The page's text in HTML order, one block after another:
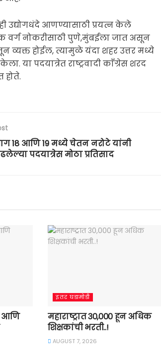
उद्योगधंदे आणण्यासाठी प्रयत्न केले
वर्ग नोकरीसाठी पुणे,मुंबईला जात असून
व्यक्त होईल, त्यामुळे यंदा शहर उत्तर मध्ये
या पदयात्रेत राष्ट्रवादी काँग्रेस शरद
होते.
18 आणि 19 मध्ये चेतन नरोटे यांनी
पदयात्रेस मोठा प्रतिसाद
आणि
इतर घडामोडी
महाराष्ट्रात 30,000 हून अधिक
शिक्षकांची भरती..!
AUGUST 7, 2026